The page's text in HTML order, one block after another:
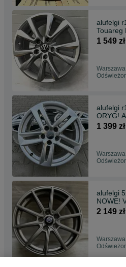
alufelgi
Touareg
Macan
1 549 zł
alufelgi
ORYG!
A6 c5 c6
1 399 zł
alufelgi
NOWE!
S60 S80
2 149 zł